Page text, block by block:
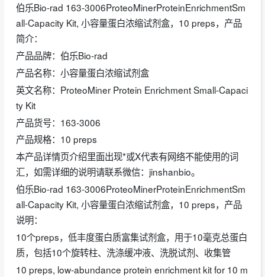
伯乐Bio-rad 163-3006ProteoMinerProteinEnrichmentSm
all-Capacity Kit, 小容量蛋白浓缩试剂盒，10 preps，产品
简介：
产品品牌：伯乐Bio-rad
产品名称：小容量蛋白浓缩试剂盒
英文名称：ProteoMiner Protein Enrichment Small-Capaci
ty Kit
产品货号：163-3006
产品规格：10 preps
本产品详情页介绍里面出现*或X代表有网络不能使用的词
汇，如需详细的说明请联系微信：jinshanbio。
伯乐Bio-rad 163-3006ProteoMinerProteinEnrichmentSm
all-Capacity Kit, 小容量蛋白浓缩试剂盒，10 preps，产品
说明：
10个preps，低丰度蛋白质富集试剂盒，用于10毫克总蛋白
质，包括10个旋转柱、洗涤缓冲液、洗脱试剂、收集管
10 preps, low-abundance protein enrichment kit for 10 m